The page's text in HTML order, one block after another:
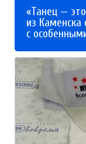
«Танец —
из Каменска
с